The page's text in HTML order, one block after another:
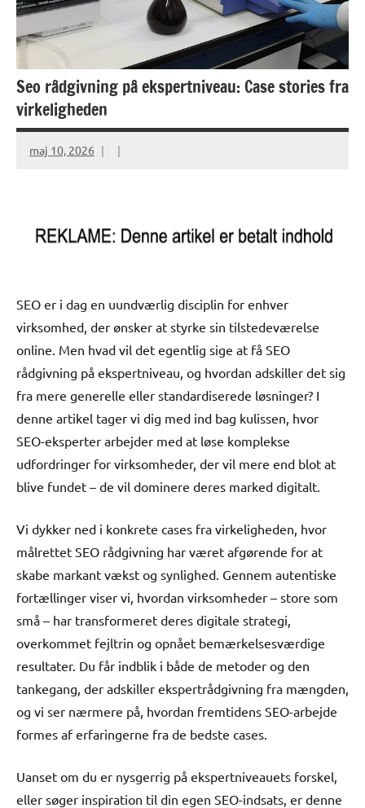
Seo rådgivning på ekspertniveau: Case stories fra
virkeligheden
maj 10, 2026
SEO er i dag en uundværlig disciplin for enhver
virksomhed, der ønsker at styrke sin tilstedeværelse
online. Men hvad vil det egentlig sige at få SEO
rådgivning på ekspertniveau, og hvordan adskiller det sig
fra mere generelle eller standardiserede løsninger? I
denne artikel tager vi dig med ind bag kulissen, hvor
SEO-eksperter arbejder med at løse komplekse
udfordringer for virksomheder, der vil mere end blot at
blive fundet – de vil dominere deres marked digitalt.
Vi dykker ned i konkrete cases fra virkeligheden, hvor
målrettet SEO rådgivning har været afgørende for at
skabe markant vækst og synlighed. Gennem autentiske
fortællinger viser vi, hvordan virksomheder – store som
små – har transformeret deres digitale strategi,
overkommet fejltrin og opnået bemærkelsesværdige
resultater. Du får indblik i både de metoder og den
tankegang, der adskiller ekspertrådgivning fra mængden,
og vi ser nærmere på, hvordan fremtidens SEO-arbejde
formes af erfaringerne fra de bedste cases.
Uanset om du er nysgerrig på ekspertniveauets forskel,
eller søger inspiration til din egen SEO-indsats, er denne